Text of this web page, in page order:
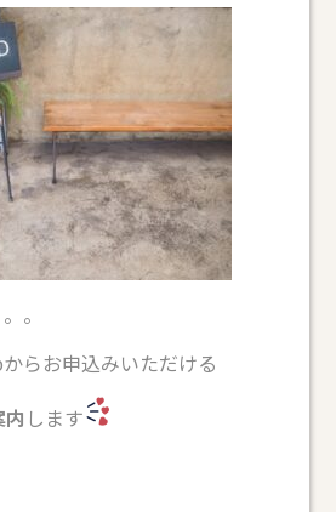
。
らお申込みいただける
します